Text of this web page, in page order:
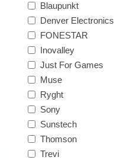
Blaupunkt
Denver Electronics
FONESTAR
Inovalley
Just For Games
Muse
Ryght
Sony
Sunstech
Thomson
Trevi